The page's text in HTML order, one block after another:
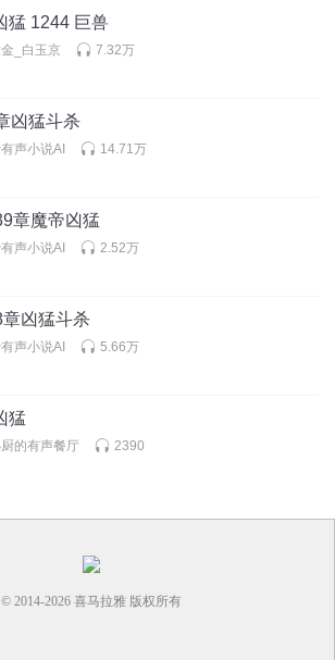
猛 1244 巨兽
_白玉京 7.32万
凶猛斗杀
声小说AI 14.71万
章魔帝凶猛
声小说AI 2.52万
凶猛斗杀
声小说AI 5.66万
猛
的有声餐厅 2390
© 2014-2026 喜马拉雅 版权所有